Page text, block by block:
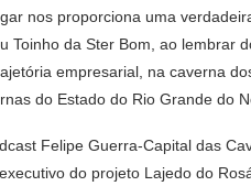
nos proporciona uma
Toinho da Ster Bom, ao lembrar
empresarial, na caverna
do Estado do Rio Grande do
Felipe Guerra-Capital das
do projeto Lajedo do